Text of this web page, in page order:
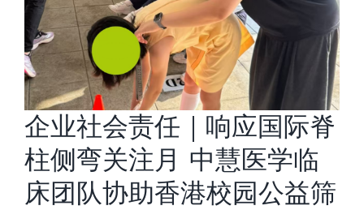
企业社会责任｜响应国际脊
柱侧弯关注月 中慧医学临
床团队协助香港校园公益筛